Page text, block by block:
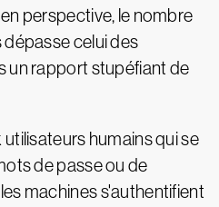
perspective, le nombre
celui des
un rapport stupéfiant de
humains qui se
de passe ou de
machines s'authentifient